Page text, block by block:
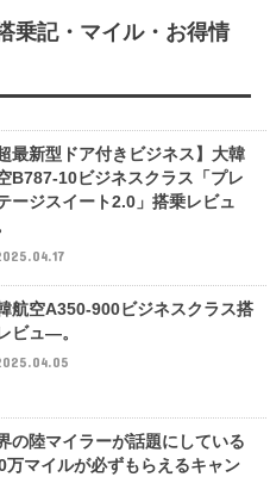
乗記・マイル・お得情
超最新型ドア付きビジネス】大韓
B787-10ビジネスクラス「プレ
ージスイート2.0」搭乗レビュ
航空A350-900ビジネスクラス搭
ビュ―。
の陸マイラーが話題にしている
万マイルが必ずもらえるキャン